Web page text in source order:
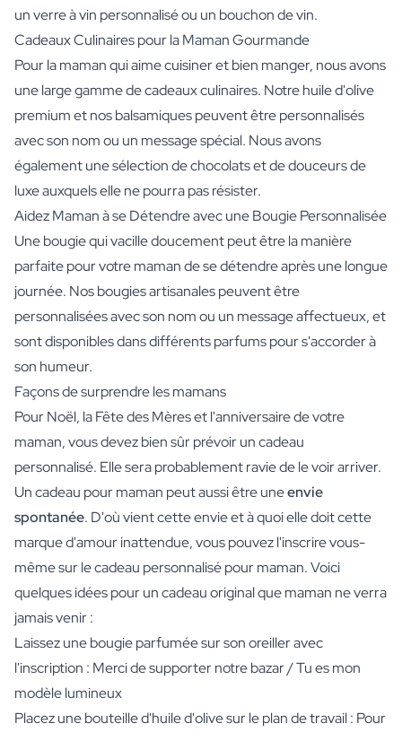
un verre à vin personnalisé ou un bouchon de vin.
Cadeaux Culinaires pour la Maman Gourmande
Pour la maman qui aime cuisiner et bien manger, nous avons
une large gamme de cadeaux culinaires. Notre huile d'olive
premium et nos balsamiques peuvent être personnalisés
avec son nom ou un message spécial. Nous avons
également une sélection de chocolats et de douceurs de
luxe auxquels elle ne pourra pas résister.
Aidez Maman à se Détendre avec une Bougie Personnalisée
Une bougie qui vacille doucement peut être la manière
parfaite pour votre maman de se détendre après une longue
journée. Nos bougies artisanales peuvent être
personnalisées avec son nom ou un message affectueux, et
sont disponibles dans différents parfums pour s'accorder à
son humeur.
Façons de surprendre les mamans
Pour Noël, la Fête des Mères et l'anniversaire de votre
maman, vous devez bien sûr prévoir un cadeau
personnalisé. Elle sera probablement ravie de le voir arriver.
Un cadeau pour maman peut aussi être uneenvie
spontanée. D'où vient cette envie et à quoi elle doit cette
marque d'amour inattendue, vous pouvez l'inscrire vous-
même sur le cadeau personnalisé pour maman. Voici
quelques idées pour un cadeau original que maman ne verra
jamais venir :
Laissez une bougie parfumée sur son oreiller avec
l'inscription : Merci de supporter notre bazar / Tu es mon
modèle lumineux
Placez une bouteille d'huile d'olive sur le plan de travail : Pour